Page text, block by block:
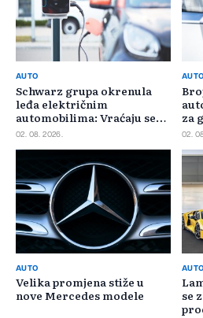
AUTO
Schwarz grupa okrenula
leđa električnim
automobilima: Vraćaju se
benzincima i dizelašima
02. 08. 2026.
AUTO
za
02.
AUTO
Velika promjena stiže u
nove Mercedes modele
AUTO
se